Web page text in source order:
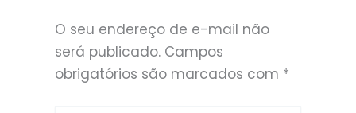
O seu endereço de e-mail não
será publicado. Campos
obrigatórios são marcados com *